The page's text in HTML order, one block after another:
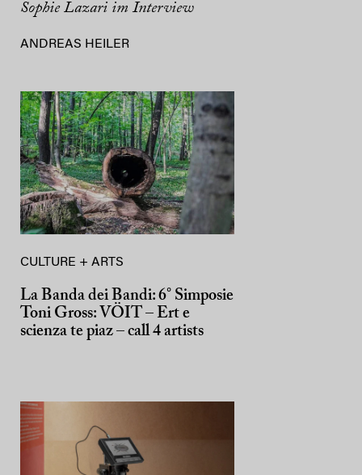
Sophie Lazari im Interview
ANDREAS HEILER
CULTURE + ARTS
La Banda dei Bandi: 6° Simposie
Toni Gross: VÖIT – Ert e
scienza te piaz – call 4 artists